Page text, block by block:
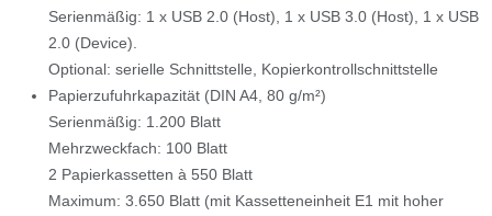
Serienmäßig: 1 x USB 2.0 (Host), 1 x USB 3.0 (Host), 1 x USB
2.0 (Device).
Optional: serielle Schnittstelle, Kopierkontrollschnittstelle
Papierzufuhrkapazität (DIN A4, 80 g/m²)
Serienmäßig: 1.200 Blatt
Mehrzweckfach: 100 Blatt
2 Papierkassetten à 550 Blatt
Maximum: 3.650 Blatt (mit Kassetteneinheit E1 mit hoher